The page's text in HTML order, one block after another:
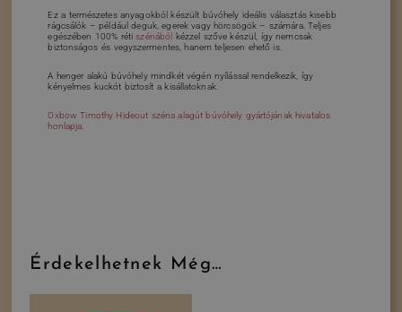
Ez a természetes anyagokból készült búvóhely ideális választás kisebb
rágcsálók – például deguk, egerek vagy hörcsögök – számára. Teljes
egészében 100% rétiszénából
kézzel szőve készül, így nemcsak
biztonságos és vegyszermentes, hanem teljesen ehető is.
A henger alakú búvóhely mindkét végén nyílással rendelkezik, így
kényelmes kuckót biztosít a kisállatoknak.
Oxbow Timothy Hideout széna alagút búvóhely gyártójának hivatalos
honlapja.
Érdekelhetnek Még…